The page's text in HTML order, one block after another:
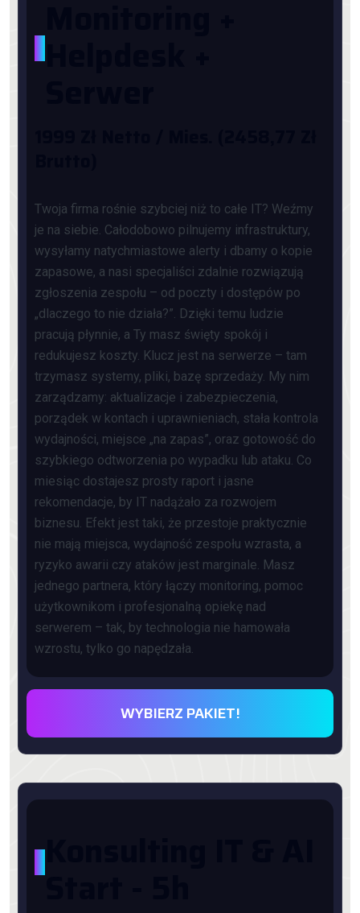
Twoja firma rośnie szybciej niż to całe IT? Weźmy
je na siebie. Całodobowo pilnujemy infrastruktury,
wysyłamy natychmiastowe alerty i dbamy o kopie
zapasowe, a nasi specjaliści zdalnie rozwiązują
zgłoszenia zespołu – od poczty i dostępów po
„dlaczego to nie działa?”. Dzięki temu ludzie
pracują płynnie, a Ty masz święty spokój i
redukujesz koszty. Klucz jest na serwerze – tam
trzymasz systemy, pliki, bazę sprzedaży. My nim
zarządzamy: aktualizacje i zabezpieczenia,
porządek w kontach i uprawnieniach, stała kontrola
wydajności, miejsce „na zapas”, oraz gotowość do
szybkiego odtworzenia po wypadku lub ataku. Co
miesiąc dostajesz prosty raport i jasne
rekomendacje, by IT nadążało za rozwojem
biznesu. Efekt jest taki, że przestoje praktycznie
nie mają miejsca, wydajność zespołu wzrasta, a
ryzyko awarii czy ataków jest marginale. Masz
jednego partnera, który łączy monitoring, pomoc
użytkownikom i profesjonalną opiekę nad
serwerem – tak, by technologia nie hamowała
wzrostu, tylko go napędzała.
WYBIERZ PAKIET!